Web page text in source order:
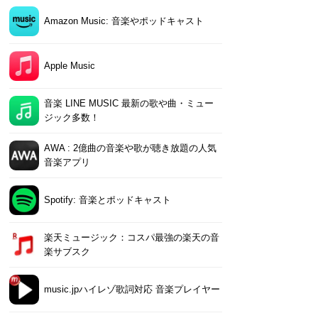
Amazon Music: 音楽やポッドキャスト
Apple Music
音楽 LINE MUSIC 最新の歌や曲・ミュー
ジック多数！
AWA : 2億曲の音楽や歌が聴き放題の人気
音楽アプリ
Spotify: 音楽とポッドキャスト
楽天ミュージック：コスパ最強の楽天の音
楽サブスク
music.jpハイレゾ歌詞対応 音楽プレイヤー